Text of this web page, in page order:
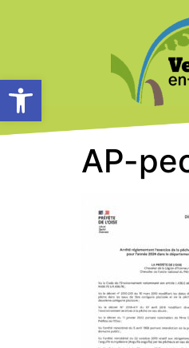
Ouvrir la barre d’outils
AP-